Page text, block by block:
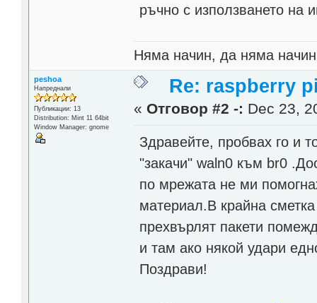
ръчно с използването на
Няма начин, да няма
peshoa
Напреднали
Публикации: 13
Distribution: Мint 11 64bit
Window Manager: gnome
Re: raspberry
« Отговор #2 -: Dec 23,
Здравейте, пробвах го и
"закачи" waln0 към br0
по мрежата не ми
материал.В крайна
прехвърлят пакети
и там ако някой удари
Поздрави!